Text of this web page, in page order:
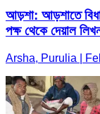
আড়শা: আড়শাতে
পক্ষ থেকে দেয়াল
Arsha, Purulia |